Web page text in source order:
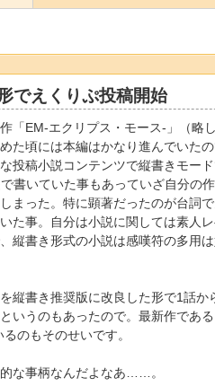
でえくりぷ投稿開始
「EM-エクリプス・モース-」（略
た頃には本編はかなり進んでいた
投稿小説コンテンツで縦書きモー
書いていた事もあっていざ自分の
まった。特に顕著だったのが台詞で
た事。自分は小説に関しては素人
縦書き形式の小説は感嘆符の多用
縦書き推奨版に改良した形で1話か
いうのもあったので。最新作であ
のもそのせいです。
な事柄なんだよなあ……。